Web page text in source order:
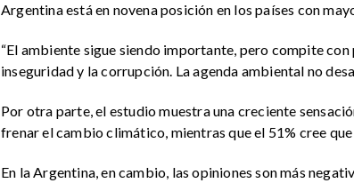
Argentina está en novena posición en los países con
“El ambiente sigue siendo importante, pero compite
inseguridad y la corrupción. La agenda ambiental no
Por otra parte, el estudio muestra una creciente
frenar el cambio climático, mientras que el 51% cree
En la Argentina, en cambio, las opiniones son más